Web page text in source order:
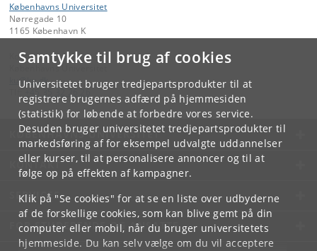
Samtykke til brug af cookies
Universitetet bruger tredjepartsprodukter til at
registrere brugernes adfærd på hjemmesiden
(statistik) for løbende at forbedre vores service.
Desuden bruger universitetet tredjepartsprodukter til
markedsføring af for eksempel udvalgte uddannelser
eller kurser, til at personalisere annoncer og til at
følge op på effekten af kampagner.
Klik på "Se cookies" for at se en liste over udbyderne
af de forskellige cookies, som kan blive gemt på din
computer eller mobil, når du bruger universitetets
hjemmeside. Du kan selv vælge om du vil acceptere
Københavns Universitet
Nørregade 10
1165 København K
Kontakt:
Københavns Universitet
@ku.dk
KØBENHAVNS UNIVERSITET
KONTAKT
SERVICES
FOR STUDERENDE OG ANSATTE